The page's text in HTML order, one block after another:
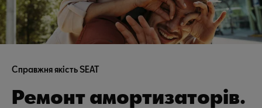
Справжня якість SEAT
Ремонт амортизаторів.